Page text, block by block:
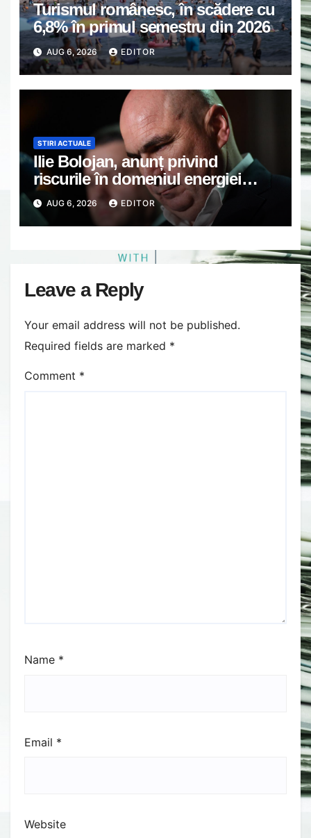
Turismul românesc, în scădere cu
6,8% în primul semestru din 2026
AUG 6, 2026 EDITOR
STIRI ACTUALE
Ilie Bolojan, anunț privind
riscurile în domeniul energiei
electrice. Ce a decis Guvernul
AUG 6, 2026 EDITOR
Leave a Reply
Your email address will not be published.
Required fields are marked *
Comment *
Name *
Email *
Website